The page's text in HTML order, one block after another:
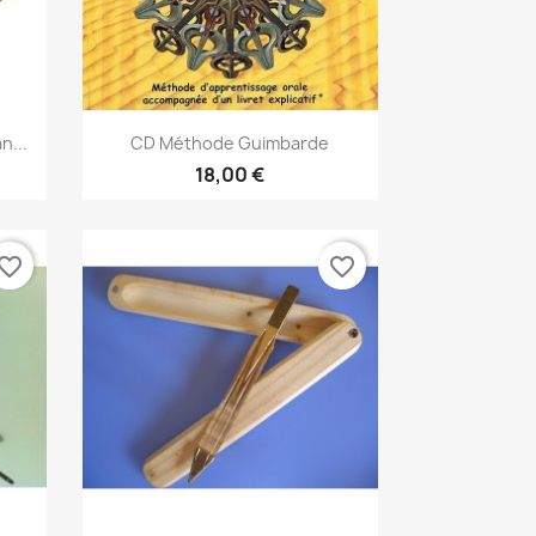
Aperçu rapide
CD Méthode Guimbarde
18,00 €
favorite_border